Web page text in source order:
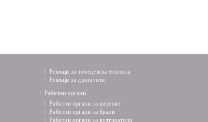
Ремъци за земеделска техника
Ремъци за двигатели
Работни органи
Работни органи за плугове
Работни органи за брани
Работни органи за култиватори